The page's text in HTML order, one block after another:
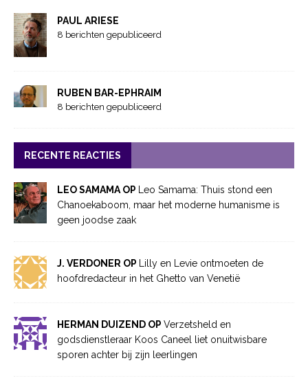
PAUL ARIESE
8 berichten gepubliceerd
RUBEN BAR-EPHRAIM
8 berichten gepubliceerd
RECENTE REACTIES
LEO SAMAMA OP
Leo Samama: Thuis stond een
Chanoekaboom, maar het moderne humanisme is
geen joodse zaak
J. VERDONER OP
Lilly en Levie ontmoeten de
hoofdredacteur in het Ghetto van Venetië
HERMAN DUIZEND OP Verzetsheld en
godsdienstleraar Koos Caneel liet onuitwisbare
sporen achter bij zijn leerlingen